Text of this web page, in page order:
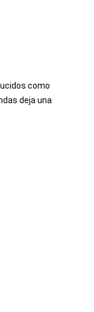
como
deja una